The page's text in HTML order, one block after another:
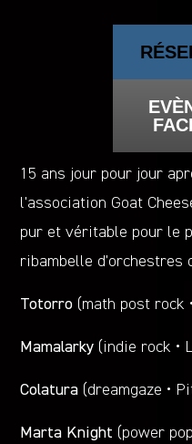
15 ans jour pour jour
l’association Goat
pur et véritable pour le
ribambelle d’orchestres
Totorro (math post rock
Mamalarky (indie rock •
Colatura (dreamgaze •
Marta Knight (power